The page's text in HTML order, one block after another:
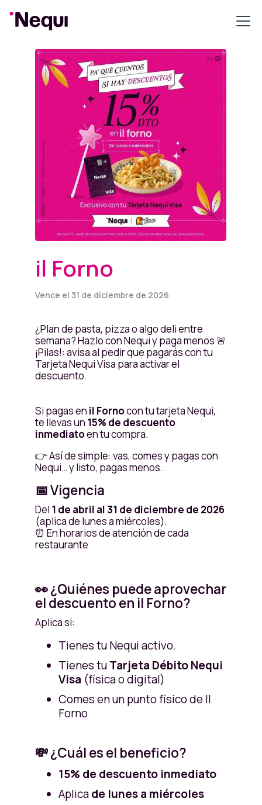
il Forno
Vence el 31 de diciembre de 2026
¿Plan de pasta, pizza o algo deli entre
semana? Hazlo con Nequi y paga menos 🚨
¡Pilas!: avisa al pedir que pagarás con tu
Tarjeta Nequi Visa para activar el
descuento.
Si pagas en il Fornocon tu tarjeta Nequi,
te llevas un 15% de descuento
inmediatoen tu compra.
👉 Así de simple: vas, comes y pagas con
Nequi… y listo, pagas menos.
📅 Vigencia
Del 1 de abril al 31 de diciembre de 2026
(aplica de lunes a miércoles).
⏰ En horarios de atención de cada
restaurante
👀 ¿Quiénes puede aprovechar
el descuento en il Forno?
Aplica si:
Tienes tu Nequi activo.
Tienes tuTarjeta Débito Nequi
Visa (física o digital)
Comes en un punto físico de Il
Forno
💸 ¿Cuál es el beneficio?
15% de descuento inmediato
Aplicade lunes a miércoles